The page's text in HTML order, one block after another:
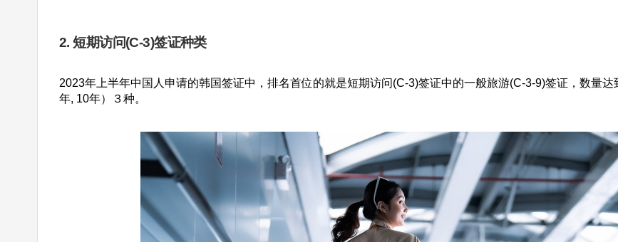
2. 短期访问(C-3)签证种类
2023年上半年中国人申请的韩国签证中，排名首位的就是短期访问(C-3)签证中的一般旅游(C-3-9)签证，数量
年, 10年）３种。